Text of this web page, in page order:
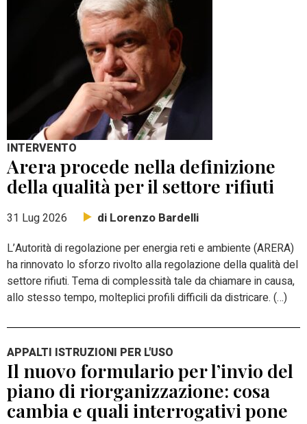
INTERVENTO
Arera procede nella definizione
della qualità per il settore rifiuti
31 Lug 2026 di Lorenzo Bardelli
L’Autorità di regolazione per energia reti e ambiente (ARERA)
ha rinnovato lo sforzo rivolto alla regolazione della qualità del
settore rifiuti. Tema di complessità tale da chiamare in causa,
allo stesso tempo, molteplici profili difficili da districare. (…)
APPALTI ISTRUZIONI PER L'USO
Il nuovo formulario per l’invio del
piano di riorganizzazione: cosa
cambia e quali interrogativi pone